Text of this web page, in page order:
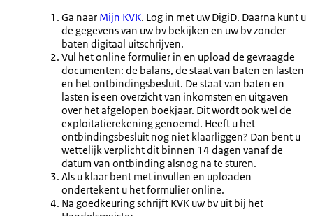
Ga naar Mijn KVK. Log in met uw DigiD. Daarna kunt u
de gegevens van uw bv bekijken en uw bv zonder
baten digitaal uitschrijven.
Vul het online formulier in en upload de gevraagde
documenten: de balans, de staat van baten en lasten
en het ontbindingsbesluit. De staat van baten en
lasten is een overzicht van inkomsten en uitgaven
over het afgelopen boekjaar. Dit wordt ook wel de
exploitatierekening genoemd. Heeft u het
ontbindingsbesluit nog niet klaarliggen? Dan bent u
wettelijk verplicht dit binnen 14 dagen vanaf de
datum van ontbinding alsnog na te sturen.
Als u klaar bent met invullen en uploaden
ondertekent u het formulier online.
Na goedkeuring schrijft KVK uw bv uit bij het